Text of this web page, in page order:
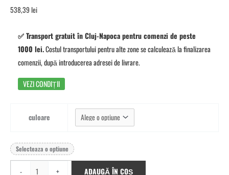
538,39 lei
✅ Transport gratuit în Cluj-Napoca pentru comenzi de peste
1000 lei.Costul transportului pentru alte zone se calculează la finalizarea
comenzii, după introducerea adresei de livrare.
VEZI CONDIȚII
culoare
Selecteaza o optiune
- + ADAUGĂ ÎN COȘ